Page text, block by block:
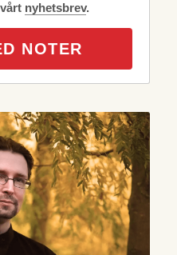
nyhetsbrev.
NOTER